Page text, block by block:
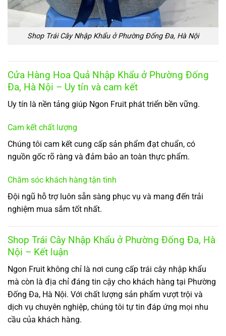
Shop Trái Cây Nhập Khẩu ở Phường Đống Đa, Hà Nội
Cửa Hàng Hoa Quả Nhập Khẩu ở Phường Đống
Đa, Hà Nội – Uy tín và cam kết
Uy tín là nền tảng giúp Ngon Fruit phát triển bền vững.
Cam kết chất lượng
Chúng tôi cam kết cung cấp sản phẩm đạt chuẩn, có
nguồn gốc rõ ràng và đảm bảo an toàn thực phẩm.
Chăm sóc khách hàng tận tình
Đội ngũ hỗ trợ luôn sẵn sàng phục vụ và mang đến trải
nghiệm mua sắm tốt nhất.
Shop Trái Cây Nhập Khẩu ở Phường Đống Đa, Hà
Nội – Kết luận
Ngon Fruit không chỉ là nơi cung cấp trái cây nhập khẩu
mà còn là địa chỉ đáng tin cậy cho khách hàng tại Phường
Đống Đa, Hà Nội. Với chất lượng sản phẩm vượt trội và
dịch vụ chuyên nghiệp, chúng tôi tự tin đáp ứng mọi nhu
cầu của khách hàng.